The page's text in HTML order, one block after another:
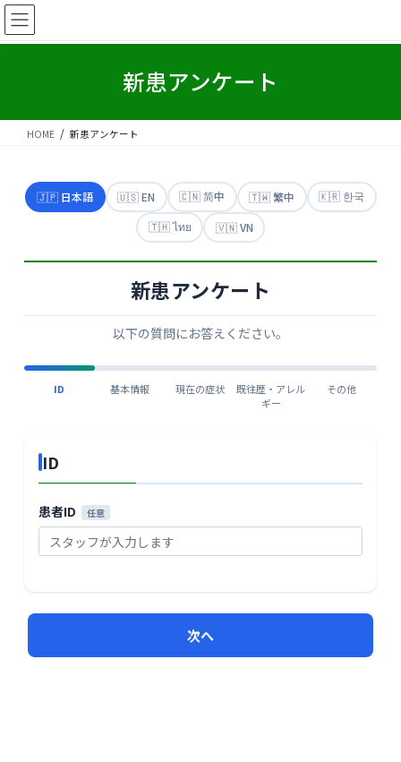
コ
ン
テ
ス
ナ
ビ
ゲ
ン
新患アンケート
HOME 新患アンケート
🇯🇵 日本語 🇺🇸 EN 🇨🇳 简中 🇹🇼 繁中
🇰🇷 한국
🇹🇭 ไทย
🇻🇳 VN
新患アンケート
以下の質問にお答えください。
ID 基本情報 現在の症状
既往歴・アレル
ギー
その他
ID
患者ID 任意
次へ